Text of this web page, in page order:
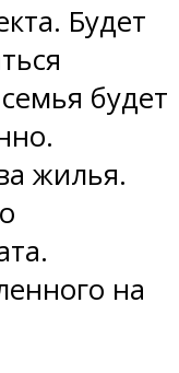
Будет
будет
жилья.
на